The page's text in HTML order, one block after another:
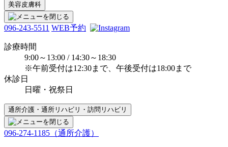
美容皮膚科
096-243-5511 WEB予約
診療時間
9:00～13:00 / 14:30～18:30
※午前受付は12:30まで、午後受付は18:00まで
休診日
日曜・祝祭日
通所介護・通所リハビリ・訪問リハビリ
096-274-1185（通所介護）